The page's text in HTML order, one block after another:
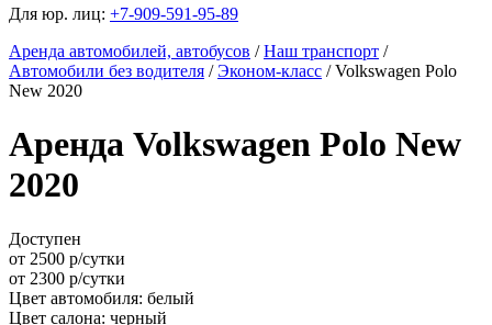
Для юр. лиц: +7-909-591-95-89
Аренда автомобилей, автобусов /Наш транспорт /
Автомобили без водителя /Эконом-класс / Volkswagen Polo
New 2020
Аренда Volkswagen Polo New
2020
Доступен
от 2500 р/сутки
от 2300 р/сутки
Цвет автомобиля: белый
Цвет салона: черный